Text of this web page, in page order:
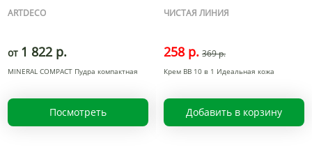
ARTDECO
от 1 822 р.
MINERAL COMPACT Пудра компактная
Посмотреть
ЧИСТАЯ ЛИНИЯ
258 р. 369 р.
Крем BB 10 в 1 Идеальная кожа
Добавить в корзину